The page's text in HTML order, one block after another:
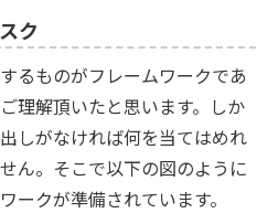
ク
るものがフレームワークであ
理解頂いたと思います。しか
しがなければ何を当てはめれ
ん。そこで以下の図のように
ークが準備されています。